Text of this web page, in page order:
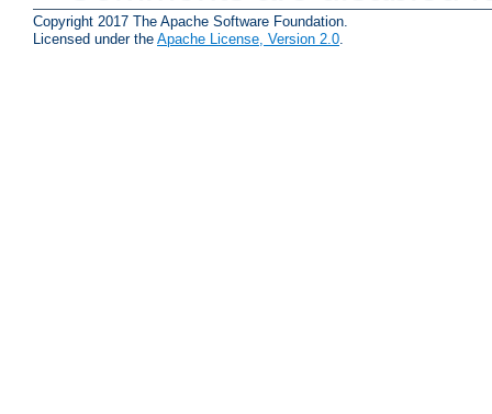
Copyright 2017 The Apache Software Foundation.
Licensed under the Apache License, Version 2.0